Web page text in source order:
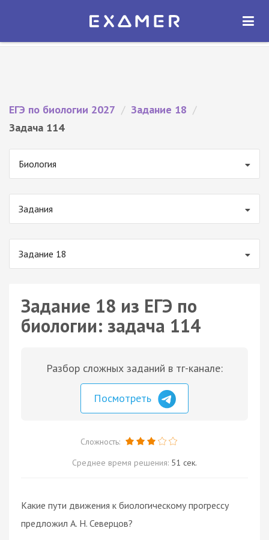
Экзамер — ЕГЭ 2027
ОТКРЫТЬ
ЕГЭ по биологии 2027 / Задание 18 /
Задача 114
Биология
Задания
Задание 18
Задание 18 из ЕГЭ по
биологии: задача 114
Разбор сложных заданий в тг-канале:
Посмотреть
Сложность:
Среднее время решения: 51 сек.
Какие пути движения к биологическому прогрессу
предложил А. Н. Северцов?